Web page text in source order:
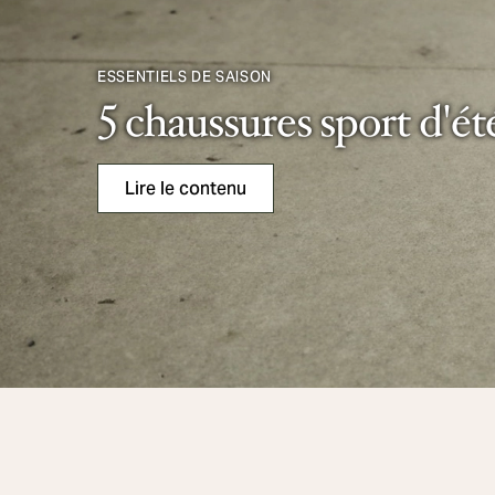
ESSENTIELS DE SAISON
5 chaussures sport
Lire le contenu